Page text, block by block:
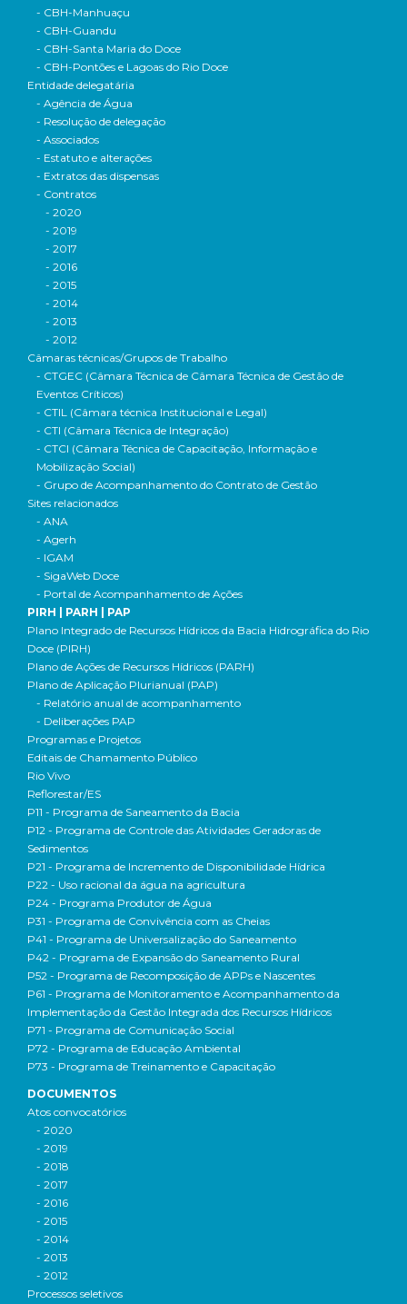
- CBH-Manhuaçu
- CBH-Guandu
- CBH-Santa Maria do Doce
- CBH-Pontões e Lagoas do Rio Doce
Entidade delegatária
- Agência de Água
- Resolução de delegação
- Associados
- Estatuto e alterações
- Extratos das dispensas
- Contratos
- 2020
- 2019
- 2017
- 2016
- 2015
- 2014
- 2013
- 2012
Câmaras técnicas/Grupos de Trabalho
- CTGEC (Câmara Técnica de Câmara Técnica de Gestão de
Eventos Críticos)
- CTIL (Câmara técnica Institucional e Legal)
- CTI (Câmara Técnica de Integração)
- CTCI (Câmara Técnica de Capacitação, Informação e
Mobilização Social)
- Grupo de Acompanhamento do Contrato de Gestão
Sites relacionados
- ANA
- Agerh
- IGAM
- SigaWeb Doce
- Portal de Acompanhamento de Ações
PIRH | PARH | PAP
Plano Integrado de Recursos Hídricos da Bacia Hidrográfica do Rio
Doce (PIRH)
Plano de Ações de Recursos Hídricos (PARH)
Plano de Aplicação Plurianual (PAP)
- Relatório anual de acompanhamento
- Deliberações PAP
Programas e Projetos
Editais de Chamamento Público
Rio Vivo
Reflorestar/ES
P11 - Programa de Saneamento da Bacia
P12 - Programa de Controle das Atividades Geradoras de
Sedimentos
P21 - Programa de Incremento de Disponibilidade Hídrica
P22 - Uso racional da água na agricultura
P24 - Programa Produtor de Água
P31 - Programa de Convivência com as Cheias
P41 - Programa de Universalização do Saneamento
P42 - Programa de Expansão do Saneamento Rural
P52 - Programa de Recomposição de APPs e Nascentes
P61 - Programa de Monitoramento e Acompanhamento da
Implementação da Gestão Integrada dos Recursos Hídricos
P71 - Programa de Comunicação Social
P72 - Programa de Educação Ambiental
P73 - Programa de Treinamento e Capacitação
DOCUMENTOS
Atos convocatórios
- 2020
- 2019
- 2018
- 2017
- 2016
- 2015
- 2014
- 2013
- 2012
Processos seletivos